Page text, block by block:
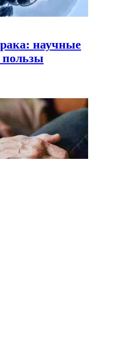
научные
пользы